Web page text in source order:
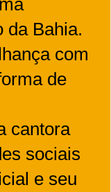
da Bahia.
com
de
cantora
sociais
e seu